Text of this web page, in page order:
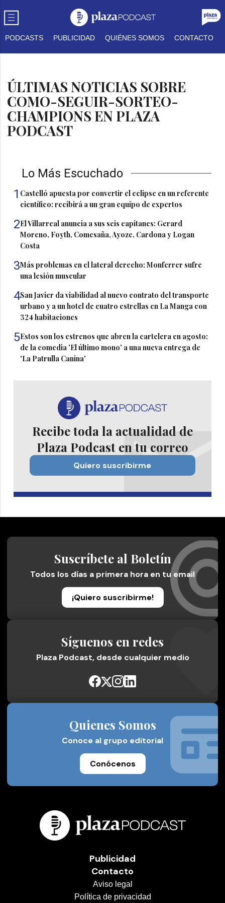
PODCASTS PUBLICIDAD QUIÉNES SOMOS CONTACTO
ÚLTIMAS NOTICIAS SOBRE
COMO-SEGUIR-SORTEO-
CHAMPIONS EN PLAZA
PODCAST
Lo Más Escuchado
1 Castelló apuesta por convertir el eclipse en un referente
científico: recibirá a un gran equipo de expertos
2El Villarreal anuncia a sus seis capitanes: Gerard
Moreno, Foyth, Comesaña, Ayoze, Cardona y Logan
Costa
3Más problemas en el lateral derecho: Monferrer sufre
una lesión muscular
4San Javier da viabilidad al nuevo contrato del transporte
urbano y a un hotel de cuatro estrellas en La Manga con
324 habitaciones
5Estos son los estrenos que abren la cartelera en agosto:
de la comedia 'El último mono' a una nueva entrega de
'La Patrulla Canina'
Recibe toda la actualidad de
Plaza Podcast en tu correo
Quiero suscribirme
Suscríbete al Boletín
Todos los días a primera hora en tu email
¡Quiero suscribirme!
Síguenos en redes
Plaza Podcast, desde cualquier medio
Quienes Somos
Conoce al grupo editorial
Conócenos
Publicidad
Contacto
Aviso legal
Política de privacidad